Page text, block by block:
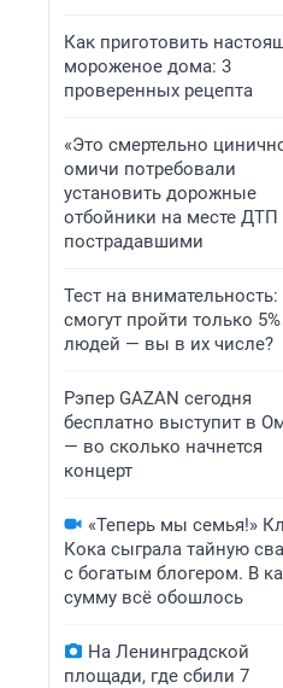
Как приготовить
мороженое дома: 3
проверенных рецепта
«Это смертельно
омичи потребовали
установить дорожные
отбойники на месте ДТП
пострадавшими
Тест на внимательность:
смогут пройти только 5%
людей — вы в их числе?
Рэпер GAZAN сегодня
бесплатно выступит в
— во сколько начнется
концерт
«Теперь мы семья!»
Кока сыграла тайную
с богатым блогером. В
сумму всё обошлось
На Ленинградской
площади, где сбили 7